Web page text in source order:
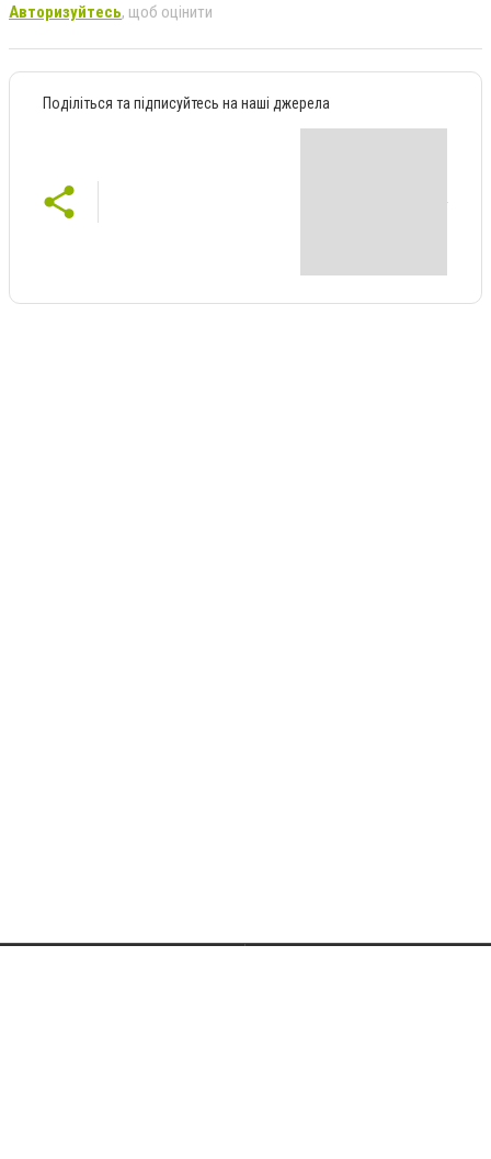
Авторизуйтесь, щоб оцінити
Поділіться та підписуйтесь на наші джерела